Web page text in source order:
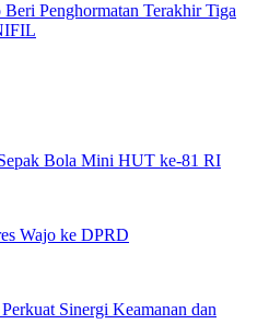
Penghormatan Terakhir Tiga
Bola Mini HUT ke-81 RI
Wajo ke DPRD
Sinergi Keamanan dan